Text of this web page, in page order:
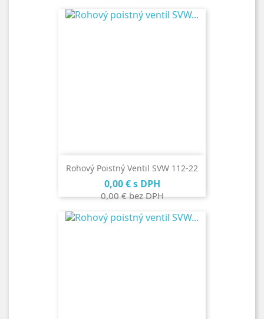
Rohový Poistný Ventil SVW 112-22
Cena
0,00 €s DPH
0,00 €bez DPH